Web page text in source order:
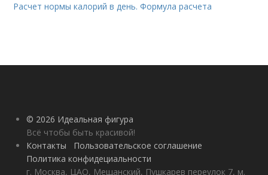
Расчет нормы калорий в день. Формула расчета
© 2026 Идеальная фигура
Всё чтобы быть красивой!
Контакты
Пользовательское соглашение
Политика конфидециальности
г. Москва, ЦАО, Мещанский, Пушкарев переулок 7, м.